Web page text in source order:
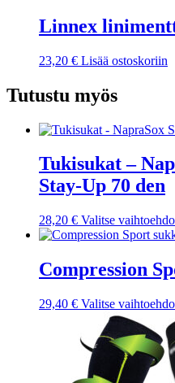
Linnex
23,20 € Lisää ostoskoriin
Tutustu myös
Tukisukat –
Stay-Up 70 den
28,20 € Valitse
Compression
29,40 € Valitse